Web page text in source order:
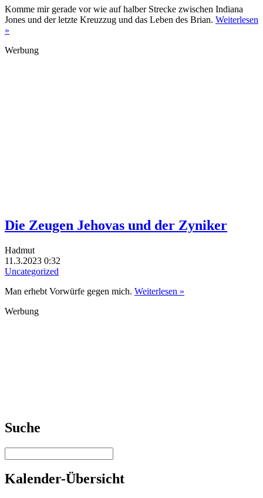
Komme mir gerade vor wie auf halber Strecke zwischen Indiana
Jones und der letzte Kreuzzug und das Leben des Brian. Weiterlesen
»
Werbung
Die Zeugen Jehovas und der Zyniker
Hadmut
11.3.2023 0:32
Uncategorized
Man erhebt Vorwürfe gegen mich. Weiterlesen »
Werbung
Suche
Kalender-Übersicht